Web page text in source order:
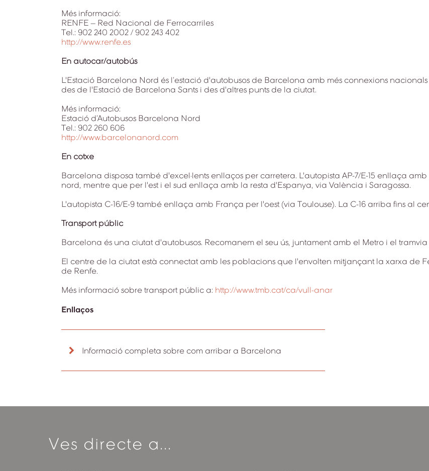
Més informació:
RENFE – Red Nacional de Ferrocarriles
Tel.: 902 240 2002 / 902 243 402
http://www.renfe.es
En autocar/autobús
L'Estació Barcelona Nord és l’estació d'autobusos de Barcelona amb més connexions
des de l'Estació de Barcelona Sants i des d'altres punts de la ciutat.
Més informació:
Estació d’Autobusos Barcelona Nord
Tel.: 902 260 606
http://www.barcelonanord.com
En cotxe
Barcelona disposa també d'excel·lents enllaços per carretera. L'autopista AP-7/E-15 enllaça
nord, mentre que per l'est i el sud enllaça amb la resta d'Espanya, via València i Saragossa.
L'autopista C-16/E-9 també enllaça amb França per l'oest (via Toulouse). La C-16 arriba fins al
Transport públic
Barcelona és una ciutat d'autobusos. Recomanem el seu ús, juntament amb el Metro i el
El centre de la ciutat està connectat amb les poblacions que l'envolten mitjançant la xarxa de
de Renfe.
Més informació sobre transport públic a: http://www.tmb.cat/ca/vull-anar
Enllaços
Informació completa sobre com arribar a Barcelona
Ves directe a...